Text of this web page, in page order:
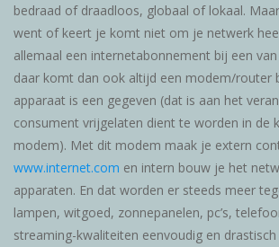
bedraad of draadloos, globaal of lokaal.
went of keert je komt niet om je netwerk
allemaal een internetabonnement bij een
daar komt dan ook altijd een modem/router
apparaat is een gegeven (dat is aan het
consument vrijgelaten dient te worden in de
modem). Met dit modem maak je extern
www.internet.com en intern bouw je het
apparaten. En dat worden er steeds meer
lampen, witgoed, zonnepanelen, pc’s,
streaming-kwaliteiten eenvoudig en